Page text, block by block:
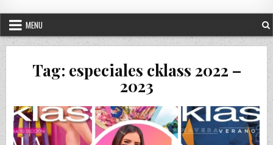
MENU
Tag: especiales cklass 2022 –
2023